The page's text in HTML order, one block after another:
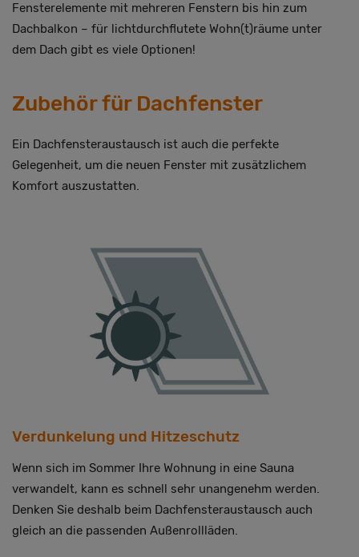
Fensterelemente mit mehreren Fenstern bis hin zum
Dachbalkon – für lichtdurchflutete Wohn(t)räume unter
dem Dach gibt es viele Optionen!
Zubehör für Dachfenster
Ein Dachfensteraustausch ist auch die perfekte
Gelegenheit, um die neuen Fenster mit zusätzlichem
Komfort auszustatten.
Verdunkelung und Hitzeschutz
Wenn sich im Sommer Ihre Wohnung in eine Sauna
verwandelt, kann es schnell sehr unangenehm werden.
Denken Sie deshalb beim Dachfensteraustausch auch
gleich an die passenden Außenrollläden.